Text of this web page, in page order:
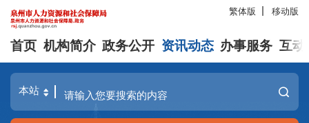
繁体版 移动版
首页 机构简介 政务公开 资讯动态 办事服务 互动